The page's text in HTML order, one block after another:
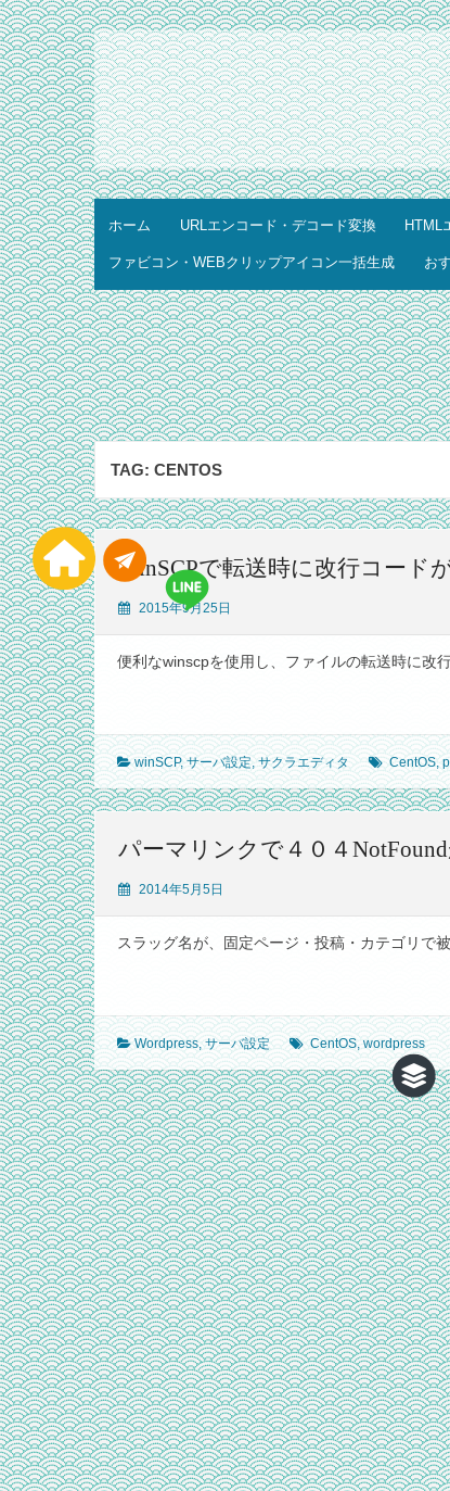
ホーム URLエンコード・デコード変換 HTML
ファビコン・WEBクリップアイコン一括生成 お
TAG: CENTOS
WinSCPで転送時に改行コード
2015年9月25日
便利なwinscpを使用し、ファイルの転送時に改
winSCP,サーバ設定,サクラエディタ CentOS,
パーマリンクで４０４
2014年5月5日
スラッグ名が、固定ページ・投稿・カテゴリで
Wordpress,サーバ設定 CentOS,wordpress